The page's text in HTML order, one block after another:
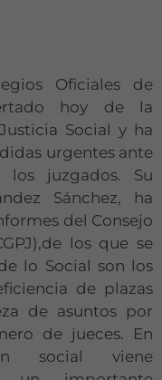
Oficiales de
hoy de la
Social y ha
urgentes ante
juzgados. Su
Sánchez, ha
del Consejo
los que se
lo Social son los
de plazas
de asuntos por
de jueces. En
social viene